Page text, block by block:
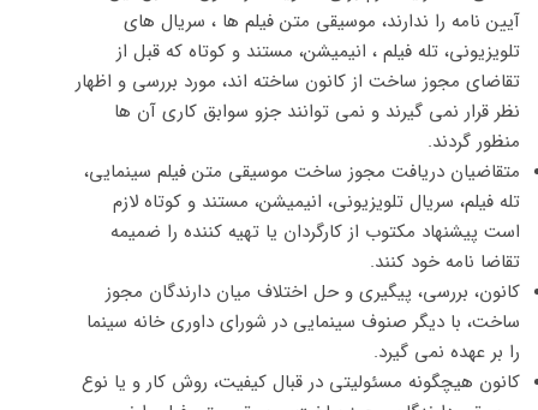
آیین نامه را ندارند، موسیقی متن فیلم ها ، سریال های
تلویزیونی، تله فیلم ، انیمیشن، مستند و کوتاه که قبل از
تقاضای مجوز ساخت از کانون ساخته اند، مورد بررسی و اظهار
نظر قرار نمی گیرند و نمی توانند جزو سوابق کاری آن ها
منظور گردند.
متقاضیان دریافت مجوز ساخت موسیقی متن فیلم سینمایی،
تله فیلم، سریال تلویزیونی، انیمیشن، مستند و کوتاه لازم
است پیشنهاد مکتوب از کارگردان یا تهیه کننده را ضمیمه
تقاضا نامه خود کنند.
کانون، بررسی، پیگیری و حل اختلاف میان دارندگان مجوز
ساخت، با دیگر صنوف سینمایی در شورای داوری خانه سینما
را بر عهده نمی گیرد.
کانون هیچگونه مسئولیتی در قبال کیفیت، روش کار و یا نوع